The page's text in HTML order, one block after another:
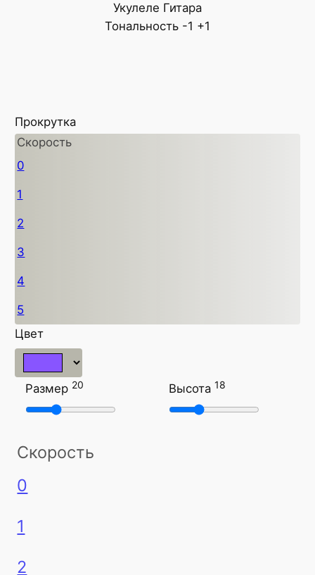
Укулеле Гитара
Тональность -1 +1
Прокрутка
Скорость
0
1
2
3
4
5
Цвет
Размер 20 Высота 18
Скорость
0
1
2